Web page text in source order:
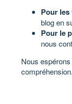
Pour
blog en
Pour le
nous
Nous
compréhension.